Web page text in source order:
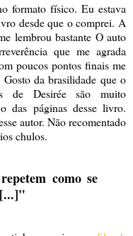
formato físico. Eu estava
desde que o comprei. A
lembrou bastante O auto
que me agrada
poucos pontos finais me
da brasilidade que o
de Desirée são muito
das páginas desse livro.
autor. Não recomentado
chulos.
como se
[...]"